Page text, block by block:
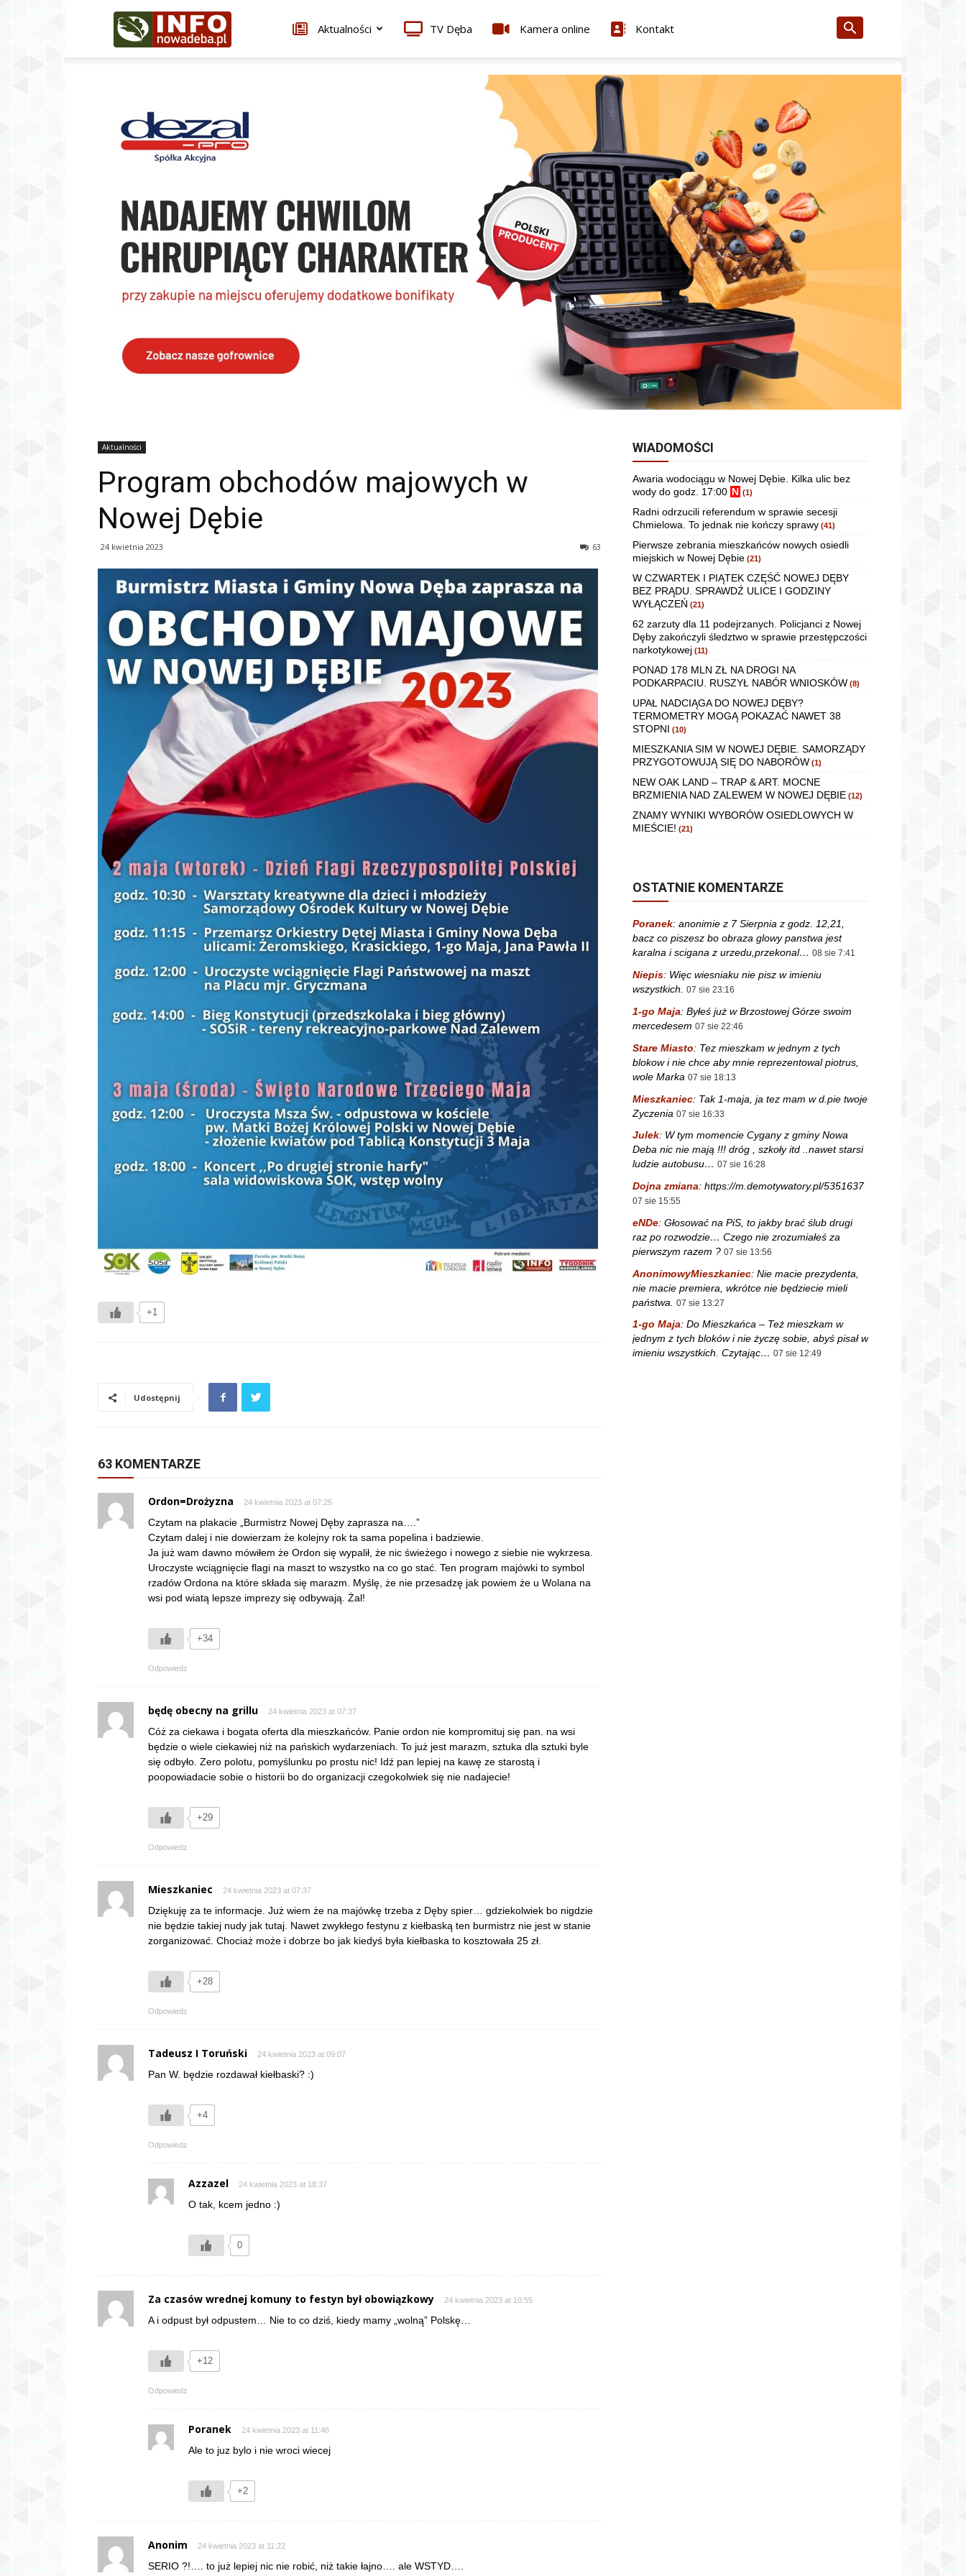
Infonowadeba.pl Aktualności TV Dęba Kamera online Kontakt
Aktualności
Program obchodów majowych w
Nowej Dębie
24 kwietnia 2023 63
+1
Udostępnij
63 KOMENTARZE
Ordon=Drożyzna 24 kwietnia 2023 at 07:25
Czytam na plakacie „Burmistrz Nowej Dęby zaprasza na….”
Czytam dalej i nie dowierzam że kolejny rok ta sama popelina i badziewie.
Ja już wam dawno mówiłem że Ordon się wypalił, że nic świeżego i nowego z siebie nie wykrzesa.
Uroczyste wciągnięcie flagi na maszt to wszystko na co go stać. Ten program majówki to symbol
rzadów Ordona na które składa się marazm. Myślę, że nie przesadzę jak powiem że u Wolana na
wsi pod wiatą lepsze imprezy się odbywają. Żal!
+34
Odpowiedz
będę obecny na grillu 24 kwietnia 2023 at 07:37
Cóż za ciekawa i bogata oferta dla mieszkańców. Panie ordon nie kompromituj się pan. na wsi
będzie o wiele ciekawiej niż na pańskich wydarzeniach. To już jest marazm, sztuka dla sztuki byle
się odbyło. Zero polotu, pomyślunku po prostu nic! Idź pan lepiej na kawę ze starostą i
poopowiadacie sobie o historii bo do organizacji czegokolwiek się nie nadajecie!
+29
Odpowiedz
Mieszkaniec 24 kwietnia 2023 at 07:37
Dziękuję za te informacje. Już wiem że na majówkę trzeba z Dęby spier… gdziekolwiek bo nigdzie
nie będzie takiej nudy jak tutaj. Nawet zwykłego festynu z kiełbaską ten burmistrz nie jest w stanie
zorganizować. Chociaż może i dobrze bo jak kiedyś była kiełbaska to kosztowała 25 zł.
+28
Odpowiedz
Tadeusz I Toruński 24 kwietnia 2023 at 09:07
Pan W. będzie rozdawał kiełbaski? :)
+4
Odpowiedz
Azzazel 24 kwietnia 2023 at 18:37
O tak, kcem jedno :)
0
Za czasów wrednej komuny to festyn był obowiązkowy 24 kwietnia 2023 at 10:55
A i odpust był odpustem… Nie to co dziś, kiedy mamy „wolną” Polskę…
+12
Odpowiedz
Poranek 24 kwietnia 2023 at 11:46
Ale to juz bylo i nie wroci wiecej
+2
Anonim 24 kwietnia 2023 at 11:22
SERIO ?!…. to już lepiej nic nie robić, niż takie łajno…. ale WSTYD….
WIADOMOŚCI
Awaria wodociągu w Nowej Dębie. Kilka ulic bez
wody do godz. 17:00 N (1)
Radni odrzucili referendum w sprawie secesji
Chmielowa. To jednak nie kończy sprawy (41)
Pierwsze zebrania mieszkańców nowych osiedli
miejskich w Nowej Dębie (21)
W CZWARTEK I PIĄTEK CZĘŚĆ NOWEJ DĘBY
BEZ PRĄDU. SPRAWDŹ ULICE I GODZINY
WYŁĄCZEŃ (21)
62 zarzuty dla 11 podejrzanych. Policjanci z Nowej
Dęby zakończyli śledztwo w sprawie przestępczości
narkotykowej (11)
PONAD 178 MLN ZŁ NA DROGI NA
PODKARPACIU. RUSZYŁ NABÓR WNIOSKÓW (8)
UPAŁ NADCIĄGA DO NOWEJ DĘBY?
TERMOMETRY MOGĄ POKAZAĆ NAWET 38
STOPNI (10)
MIESZKANIA SIM W NOWEJ DĘBIE. SAMORZĄDY
PRZYGOTOWUJĄ SIĘ DO NABORÓW (1)
NEW OAK LAND – TRAP & ART. MOCNE
BRZMIENIA NAD ZALEWEM W NOWEJ DĘBIE (12)
ZNAMY WYNIKI WYBORÓW OSIEDLOWYCH W
MIEŚCIE! (21)
OSTATNIE KOMENTARZE
Poranek: anonimie z 7 Sierpnia z godz. 12,21,
bacz co piszesz bo obraza glowy panstwa jest
karalna i scigana z urzedu,przekonal… 08 sie 7:41
Niepis: Więc wiesniaku nie pisz w imieniu
wszystkich.
07 sie 23:16
1-go Maja: Byłeś już w Brzostowej Górze swoim
mercedesem 07 sie 22:46
Stare Miasto: Tez mieszkam w jednym z tych
blokow i nie chce aby mnie reprezentowal piotrus,
wole Marka 07 sie 18:13
Mieszkaniec: Tak 1-maja, ja tez mam w d.pie twoje
Zyczenia 07 sie 16:33
Julek: W tym momencie Cygany z gminy Nowa
Deba nic nie mają !!! dróg , szkoły itd ..nawet starsi
ludzie autobusu… 07 sie 16:28
Dojna zmiana: https://m.demotywatory.pl/5351637
07 sie 15:55
eNDe: Głosować na PiS, to jakby brać ślub drugi
raz po rozwodzie… Czego nie zrozumiałeś za
pierwszym razem ? 07 sie 13:56
AnonimowyMieszkaniec: Nie macie prezydenta,
nie macie premiera, wkrótce nie będziecie mieli
państwa.
07 sie 13:27
1-go Maja: Do Mieszkańca – Też mieszkam w
jednym z tych bloków i nie życzę sobie, abyś pisał w
imieniu wszystkich. Czytając… 07 sie 12:49